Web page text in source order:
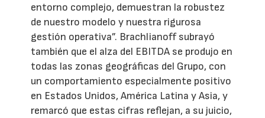
entorno complejo, demuestran la robustez
de nuestro modelo y nuestra rigurosa
gestión operativa”. Brachlianoff subrayó
también que el alza del EBITDA se produjo en
todas las zonas geográficas del Grupo, con
un comportamiento especialmente positivo
en Estados Unidos, América Latina y Asia, y
remarcó que estas cifras reflejan, a su juicio,